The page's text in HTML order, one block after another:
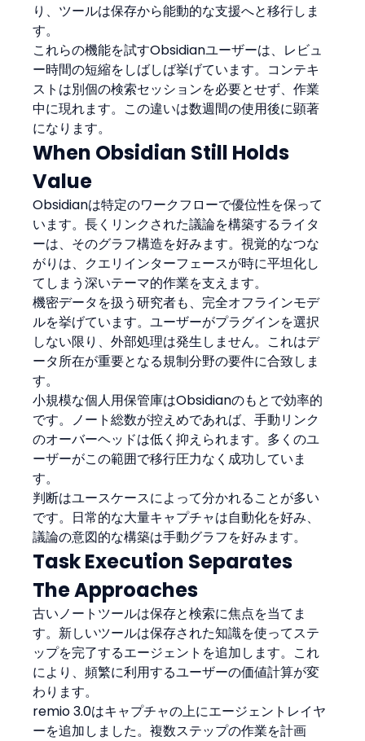
り、ツールは保存から能動的な支援へと移行しま
す。
これらの機能を試すObsidianユーザーは、レビュ
ー時間の短縮をしばしば挙げています。コンテキ
ストは別個の検索セッションを必要とせず、作業
中に現れます。この違いは数週間の使用後に顕著
になります。
When Obsidian Still Holds
Value
Obsidianは特定のワークフローで優位性を保って
います。長くリンクされた議論を構築するライタ
ーは、そのグラフ構造を好みます。視覚的なつな
がりは、クエリインターフェースが時に平坦化し
てしまう深いテーマ的作業を支えます。
機密データを扱う研究者も、完全オフラインモデ
ルを挙げています。ユーザーがプラグインを選択
しない限り、外部処理は発生しません。これはデ
ータ所在が重要となる規制分野の要件に合致しま
す。
小規模な個人用保管庫はObsidianのもとで効率的
です。ノート総数が控えめであれば、手動リンク
のオーバーヘッドは低く抑えられます。多くのユ
ーザーがこの範囲で移行圧力なく成功していま
す。
判断はユースケースによって分かれることが多い
です。日常的な大量キャプチャは自動化を好み、
議論の意図的な構築は手動グラフを好みます。
Task Execution Separates
The Approaches
古いノートツールは保存と検索に焦点を当てま
す。新しいツールは保存された知識を使ってステ
ップを完了するエージェントを追加します。これ
により、頻繁に利用するユーザーの価値計算が変
わります。
remio 3.0はキャプチャの上にエージェントレイヤ
ーを追加しました。複数ステップの作業を計画